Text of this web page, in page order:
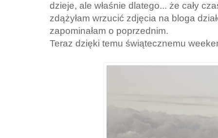
dzieje, ale właśnie dlatego... że cały
zdążyłam wrzucić zdjęcia na bloga
zapominałam o poprzednim.
Teraz dzięki temu świątecznemu